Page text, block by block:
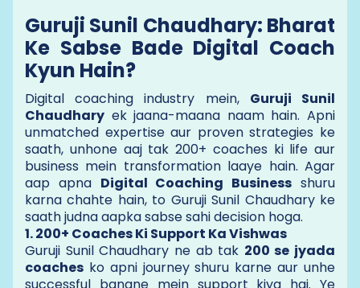
Guruji Sunil Chaudhary: Bharat
Ke Sabse Bade Digital Coach
Kyun Hain?
Digital coaching industry mein, Guruji Sunil
Chaudhary ek jaana-maana naam hain. Apni
unmatched expertise aur proven strategies ke
saath, unhone aaj tak 200+ coaches ki life aur
business mein transformation laaye hain. Agar
aap apna Digital Coaching Business shuru
karna chahte hain, to Guruji Sunil Chaudhary ke
saath judna aapka sabse sahi decision hoga.
1. 200+ Coaches Ki Support Ka Vishwas
Guruji Sunil Chaudhary ne ab tak 200 se jyada
coaches ko apni journey shuru karne aur unhe
successful banane mein support kiya hai. Ye